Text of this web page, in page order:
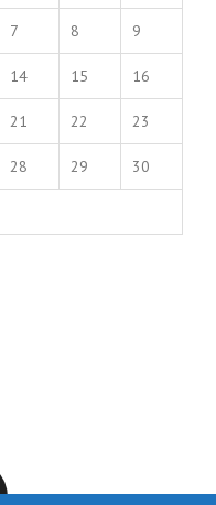
7 8 9
14 15 16
21 22 23
28 29 30